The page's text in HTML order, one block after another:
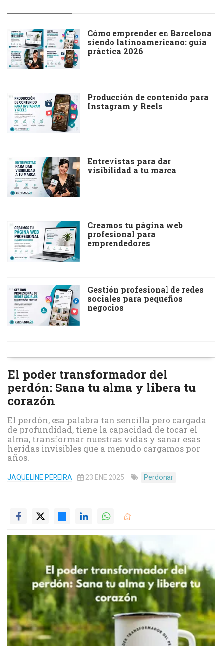
Cómo emprender en Barcelona
siendo latinoamericano: guía
práctica 2026
Producción de contenido para
Instagram y Reels
Entrevistas para dar
visibilidad a tu marca
Creamos tu página web
profesional para
emprendedores
Gestión profesional de redes
sociales para pequeños
negocios
El poder transformador del
perdón: Sana tu alma y libera tu
corazón
El perdón, esa palabra tan sencilla pero cargada
de profundidad, tiene la capacidad de tocar el
alma, transformar nuestras vidas y sanar esas
heridas invisibles que a menudo cargamos por
años.
JAQUELINE PEREIRA 23 ENE 2025 Perdonar